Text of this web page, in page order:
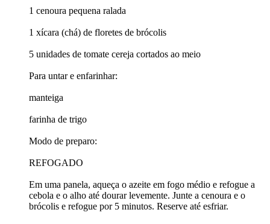
1 cenoura pequena ralada
1 xícara (chá) de floretes de brócolis
5 unidades de tomate cereja cortados ao meio
Para untar e enfarinhar:
manteiga
farinha de trigo
Modo de preparo:
REFOGADO
Em uma panela, aqueça o azeite em fogo médio e refogue a
cebola e o alho até dourar levemente. Junte a cenoura e o
brócolis e refogue por 5 minutos. Reserve até esfriar.